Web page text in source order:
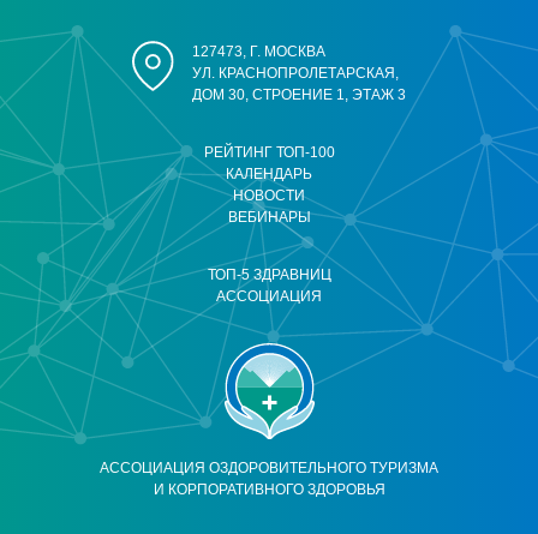
АССОЦИАЦИЯ ОЗДОРОВИТЕЛЬНОГО ТУРИЗМА
И КОРПОРАТИВНОГО ЗДОРОВЬЯ
РЕЙТИНГ ТОП-100
КАЛЕНДАРЬ
НОВОСТИ
ВЕБИНАРЫ
ТОП-5 ЗДРАВНИЦ
АССОЦИАЦИЯ
127473, Г. МОСКВА
УЛ. КРАСНОПРОЛЕТАРСКАЯ,
ДОМ 30, СТРОЕНИЕ 1, ЭТАЖ 3